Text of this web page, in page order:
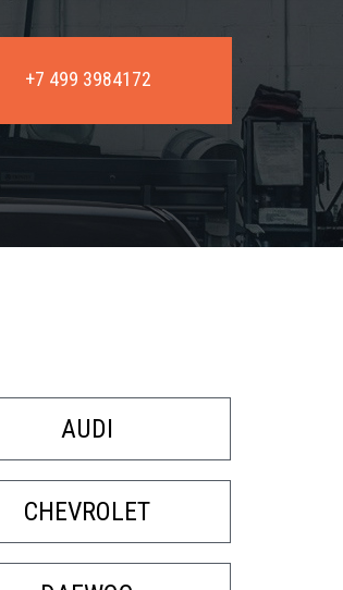
+7 499 3984172
АКПП
AUDI
CHEVROLET